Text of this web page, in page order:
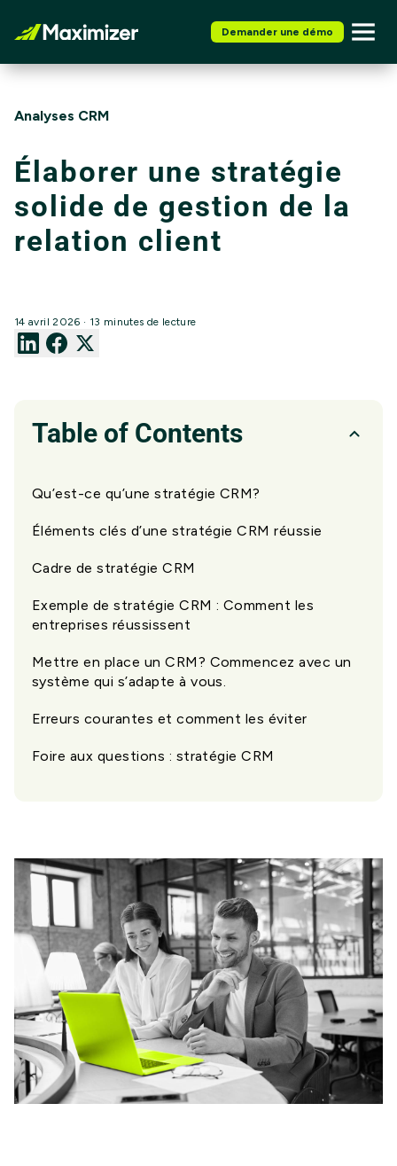
Demander une démo
Analyses CRM
Élaborer une stratégie
solide de gestion de la
relation client
14 avril 2026 · 13 minutes de lecture
Table of Contents
Qu’est-ce qu’une stratégie CRM?
Éléments clés d’une stratégie CRM réussie
Cadre de stratégie CRM
Exemple de stratégie CRM : Comment les
entreprises réussissent
Mettre en place un CRM? Commencez avec un
système qui s’adapte à vous.
Erreurs courantes et comment les éviter
Foire aux questions : stratégie CRM